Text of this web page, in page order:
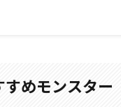
めモンスター